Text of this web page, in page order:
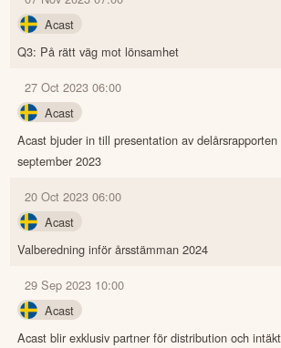
Acast
Q3: På rätt väg mot lönsamhet
27 Oct 2023 06:00
Acast
Acast bjuder in till presentation av
september 2023
20 Oct 2023 06:00
Acast
Valberedning inför årsstämman 2024
29 Sep 2023 10:00
Acast
Acast blir exklusiv partner för distribution och